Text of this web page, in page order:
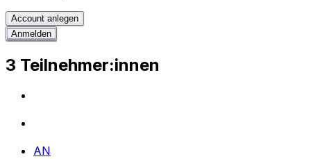
Account anlegen
Anmelden
3 Teilnehmer:innen
AN